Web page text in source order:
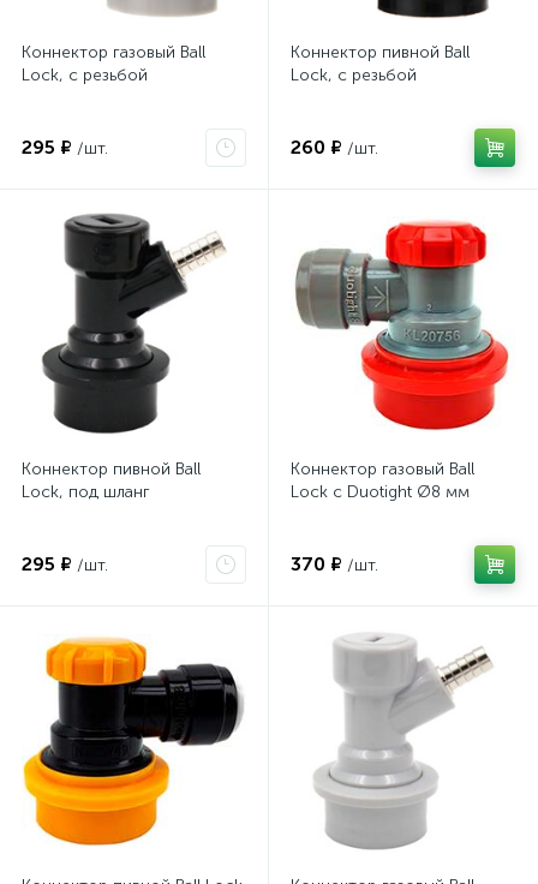
Коннектор газовый Ball
Lock, с резьбой
295 ₽ /шт.
Коннектор пивной Ball
Lock, с резьбой
260 ₽ /шт.
Коннектор пивной Ball
Lock, под шланг
295 ₽ /шт.
Коннектор газовый Ball
Lock с Duotight Ø8 мм
370 ₽ /шт.